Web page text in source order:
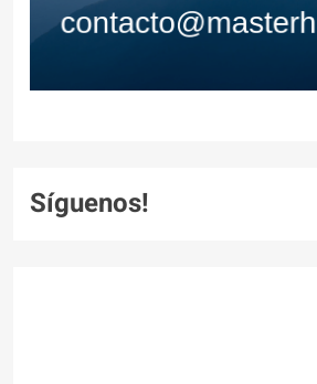
Síguenos!